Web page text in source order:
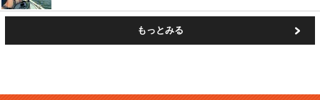
もっとみる